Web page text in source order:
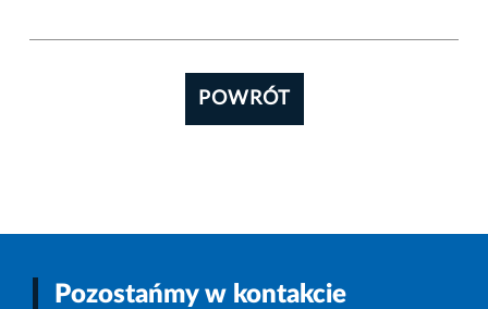
POWRÓT
Pozostańmy w kontakcie